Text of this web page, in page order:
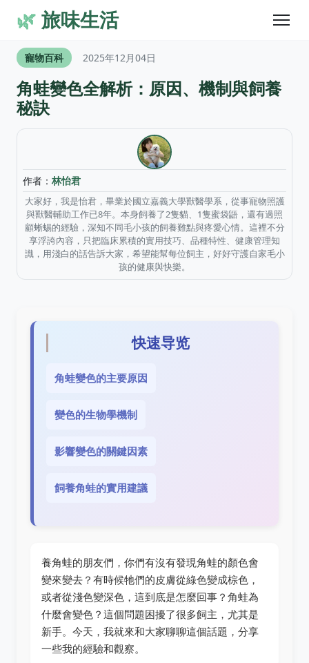
🌿旅味生活
寵物百科 2025年12月04日
角蛙變色全解析：原因、機制與飼養
秘訣
作者： 林怡君
大家好，我是怡君，畢業於國立嘉義大學獸醫學系，從事寵物照護
與獸醫輔助工作已8年。本身飼養了2隻貓、1隻蜜袋鼯，還有過照
顧蜥蜴的經驗，深知不同毛小孩的飼養難點與疼愛心情。這裡不分
享浮誇內容，只把臨床累積的實用技巧、品種特性、健康管理知
識，用淺白的話告訴大家，希望能幫每位飼主，好好守護自家毛小
孩的健康與快樂。
快速导览
角蛙變色的主要原因
變色的生物學機制
影響變色的關鍵因素
飼養角蛙的實用建議
養角蛙的朋友們，你們有沒有發現角蛙的顏色會
變來變去？有時候牠們的皮膚從綠色變成棕色，
或者從淺色變深色，這到底是怎麼回事？角蛙為
什麼會變色？這個問題困擾了很多飼主，尤其是
新手。今天，我就來和大家聊聊這個話題，分享
一些我的經驗和觀察。